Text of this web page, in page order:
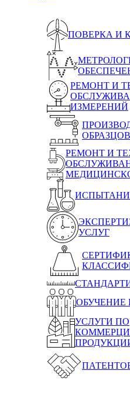
ПОВЕРКА И
РЕМОНТ И
ИЗМЕРЕНИЙ
ОБРАЗЦОВ
РЕМОНТ И
УСЛУГ
ОБУЧЕНИЕ
УСЛУГИ ПО